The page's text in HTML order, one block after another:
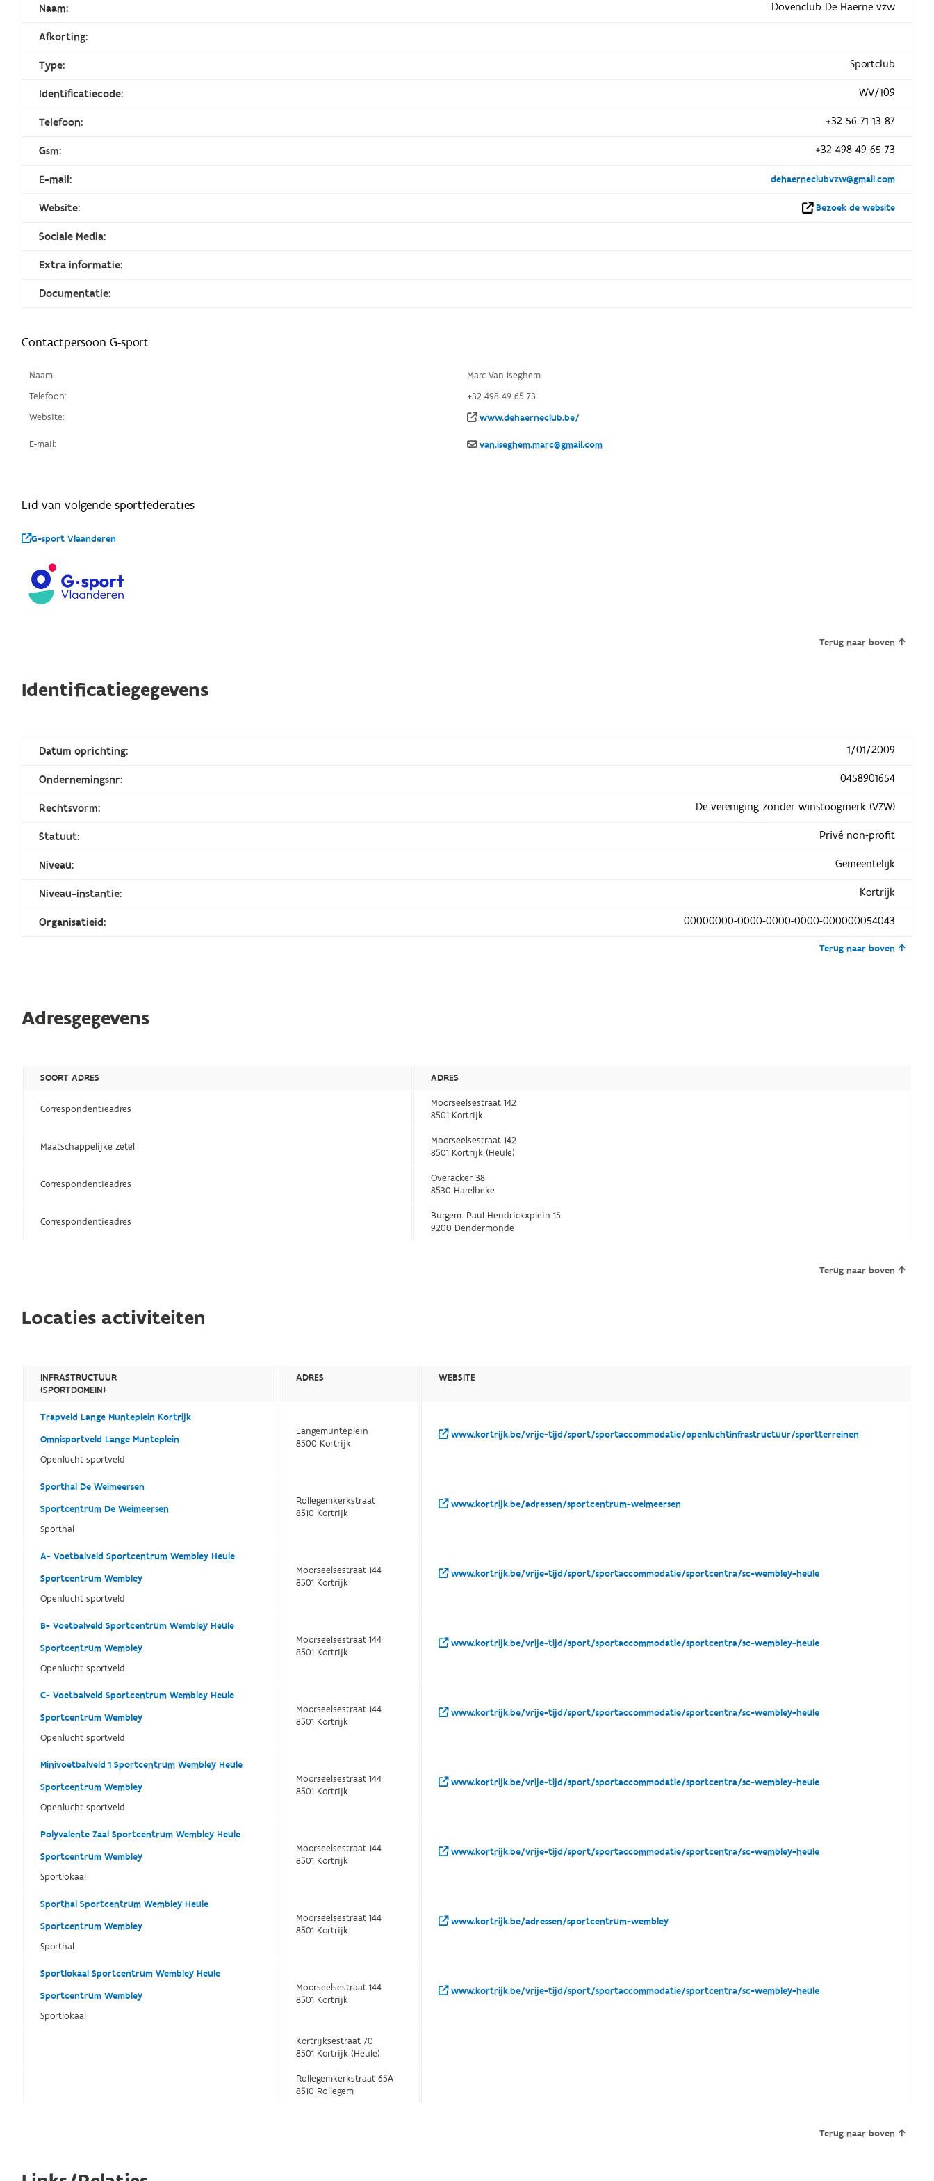
Naam: Dovenclub De Haerne vzw
Afkorting:
Type: Sportclub
Identificatiecode: WV/109
Telefoon: +32 56 71 13 87
Gsm: +32 498 49 65 73
E-mail: dehaerneclubvzw@gmail.com
Website: Bezoek de website
Sociale Media:
Extra informatie:
Documentatie:
Contactpersoon G-sport
Naam:
Marc Van Iseghem
Telefoon:
+32 498 49 65 73
Website:
www.dehaerneclub.be/
E-mail: van.iseghem.marc@gmail.com
Lid van volgende sportfederaties
G-sport Vlaanderen
Terug naar boven
Identificatiegegevens
Datum oprichting: 1/01/2009
Ondernemingsnr: 0458901654
Rechtsvorm: De vereniging zonder winstoogmerk (VZW)
Statuut: Privé non-profit
Niveau: Gemeentelijk
Niveau-instantie: Kortrijk
Organisatieid: 00000000-0000-0000-0000-000000054043
Terug naar boven
Adresgegevens
SOORT ADRES ADRES
Correspondentieadres
Moorseelsestraat 142
8501 Kortrijk
Maatschappelijke zetel
Moorseelsestraat 142
8501 Kortrijk (Heule)
Correspondentieadres
Overacker 38
8530 Harelbeke
Correspondentieadres
Burgem. Paul Hendrickxplein 15
9200 Dendermonde
Terug naar boven
Locaties activiteiten
INFRASTRUCTUUR
(SPORTDOMEIN)
ADRES WEBSITE
Trapveld Lange Munteplein Kortrijk
Omnisportveld Lange Munteplein
Openlucht sportveld
Langemunteplein
8500 Kortrijk
www.kortrijk.be/vrije-tijd/sport/sportaccommodatie/openluchtinfrastructuur/sportterreinen
Sporthal De Weimeersen
Sportcentrum De Weimeersen
Sporthal
Rollegemkerkstraat
8510 Kortrijk
www.kortrijk.be/adressen/sportcentrum-weimeersen
A- Voetbalveld Sportcentrum Wembley Heule
Sportcentrum Wembley
Openlucht sportveld
Moorseelsestraat 144
8501 Kortrijk
www.kortrijk.be/vrije-tijd/sport/sportaccommodatie/sportcentra/sc-wembley-heule
B- Voetbalveld Sportcentrum Wembley Heule
Sportcentrum Wembley
Openlucht sportveld
Moorseelsestraat 144
8501 Kortrijk
www.kortrijk.be/vrije-tijd/sport/sportaccommodatie/sportcentra/sc-wembley-heule
C- Voetbalveld Sportcentrum Wembley Heule
Sportcentrum Wembley
Openlucht sportveld
Moorseelsestraat 144
8501 Kortrijk
www.kortrijk.be/vrije-tijd/sport/sportaccommodatie/sportcentra/sc-wembley-heule
Minivoetbalveld 1 Sportcentrum Wembley Heule
Sportcentrum Wembley
Openlucht sportveld
Moorseelsestraat 144
8501 Kortrijk
www.kortrijk.be/vrije-tijd/sport/sportaccommodatie/sportcentra/sc-wembley-heule
Polyvalente Zaal Sportcentrum Wembley Heule
Sportcentrum Wembley
Sportlokaal
Moorseelsestraat 144
8501 Kortrijk
www.kortrijk.be/vrije-tijd/sport/sportaccommodatie/sportcentra/sc-wembley-heule
Sporthal Sportcentrum Wembley Heule
Sportcentrum Wembley
Sporthal
Moorseelsestraat 144
8501 Kortrijk
www.kortrijk.be/adressen/sportcentrum-wembley
Sportlokaal Sportcentrum Wembley Heule
Sportcentrum Wembley
Sportlokaal
Moorseelsestraat 144
8501 Kortrijk
www.kortrijk.be/vrije-tijd/sport/sportaccommodatie/sportcentra/sc-wembley-heule
Kortrijksestraat 70
8501 Kortrijk (Heule)
Rollegemkerkstraat 65A
8510 Rollegem
Terug naar boven